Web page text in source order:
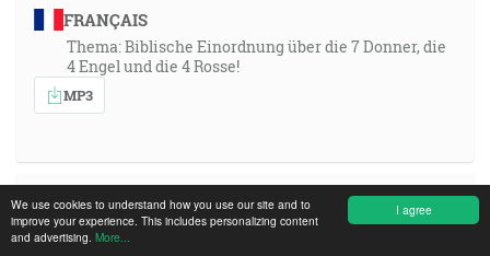
I agree
We use cookies to understand how you use our site and to
improve your experience. This includes personalizing content
and advertising. More...
FRANÇAIS
Thema: Biblische Einordnung über die 7 Donner, die
4 Engel und die 4 Rosse!
MP3
1991-03-03 15:00, Krefeld, Germany, Missions-
Zentrum
Broadcasted: 2026-07-08 19:30